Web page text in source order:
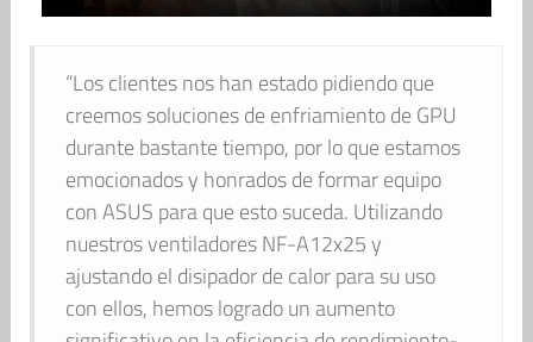
“Los clientes nos han estado pidiendo que
creemos soluciones de enfriamiento de GPU
durante bastante tiempo, por lo que estamos
emocionados y honrados de formar equipo
con ASUS para que esto suceda. Utilizando
nuestros ventiladores NF-A12x25 y
ajustando el disipador de calor para su uso
con ellos, hemos logrado un aumento